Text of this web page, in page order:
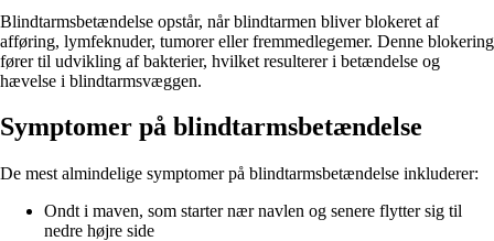
Blindtarmsbetændelse opstår, når blindtarmen bliver blokeret af
afføring, lymfeknuder, tumorer eller fremmedlegemer. Denne blokering
fører til udvikling af bakterier, hvilket resulterer i betændelse og
hævelse i blindtarmsvæggen.
Symptomer på blindtarmsbetændelse
De mest almindelige symptomer på blindtarmsbetændelse inkluderer:
Ondt i maven, som starter nær navlen og senere flytter sig til
nedre højre side